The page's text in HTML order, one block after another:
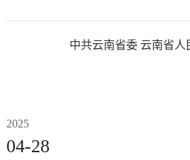
2025
04-28
中共云南省委 云南省